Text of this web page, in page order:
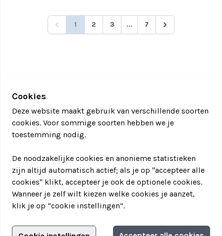
1 2 3 ... 7
Adverteren?
Cookies
Deze website maakt gebruik van verschillende soorten
cookies. Voor sommige soorten hebben we je
toestemming nodig.
De noodzakelijke cookies en anonieme statistieken
zijn altijd automatisch actief; als je op "accepteer alle
cookies" klikt, accepteer je ook de optionele cookies.
Wanneer je zelf wilt kiezen welke cookies je aanzet,
klik je op “cookie instellingen”.